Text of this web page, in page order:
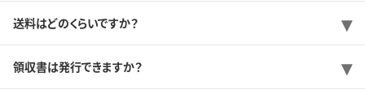
送料はどのくらいですか？
領収書は発行できますか？